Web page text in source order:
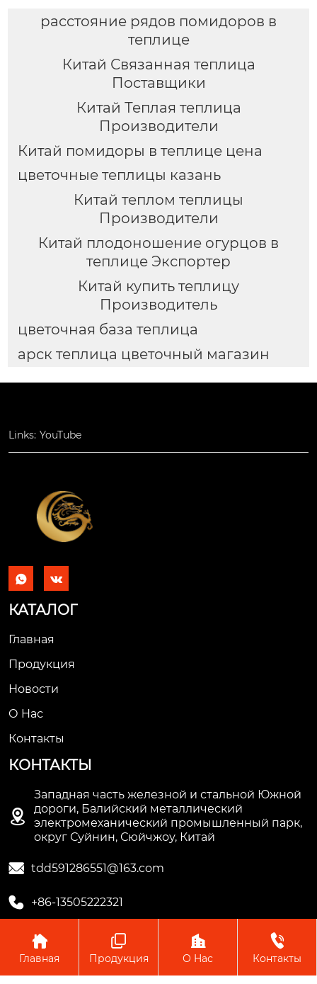
расстояние рядов помидоров в
теплице
Китай Связанная теплица
Поставщики
Китай Теплая теплица
Производители
Китай помидоры в теплице цена
цветочные теплицы казань
Китай теплом теплицы
Производители
Китай плодоношение огурцов в
теплице Экспортер
Китай купить теплицу
Производитель
цветочная база теплица
арск теплица цветочный магазин
Links: YouTube
 
КАТАЛОГ
Главная
Продукция
Новости
О Hас
Контакты
КОНТАКТЫ

Западная часть железной и стальной Южной
дороги, Балийский металлический
электромеханический промышленный парк,
округ Суйнин, Сюйчжоу, Китай
 tdd591286551@163.com
 +86-13505222321
Copyright © ООО Производство труб Сюйчжоу Лонгцзян

Главная

Продукция

О Hас

Контакты